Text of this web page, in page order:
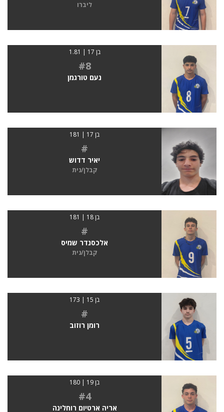
ליברו
בן 17 | 1.81
#8
נעם טורגמן
בן 17 | 181
#
יאיר דדוש
קבלן/נית
בן 18 | 181
#
אלכסנדר שמיס
קבלן/נית
בן 15 | 173
#
רומן רוזוב
בן 19 | 180
#4
אריה ארטיום רוחלינה